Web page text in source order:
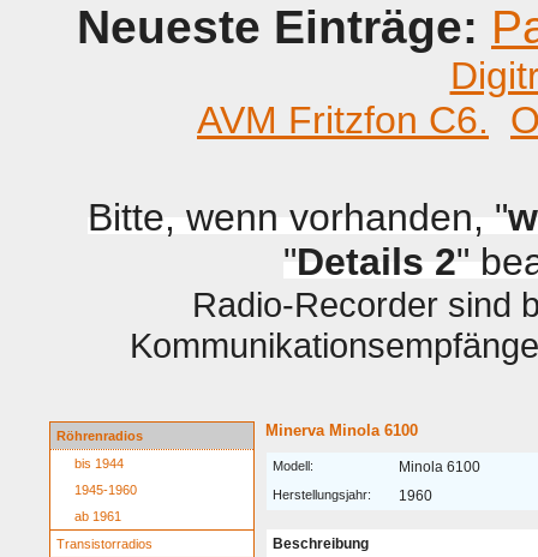
Neueste Einträge:
AVM Fritzfon C6.
Bitte, wenn vorhanden, "
"Details 2"
Radio-Recorder sind
Röhrenradios
bis 1944
1945-1960
ab 1961
Transistorradios
Minerva Minola 6100
Modell: Minola 6100
Herstellungsjahr: 1960
Beschreibung